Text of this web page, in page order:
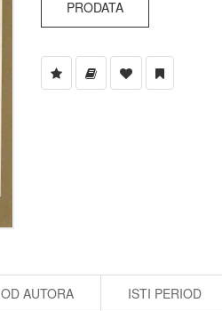
PRODATA
OD AUTORA ISTI PERIOD